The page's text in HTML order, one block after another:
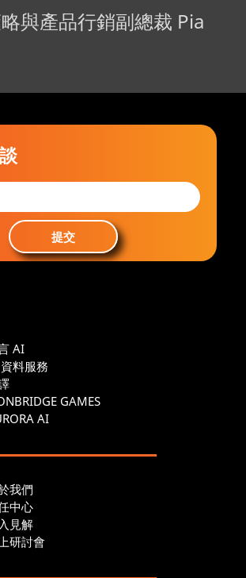
與產品行銷副總裁 Pia
提交
AI
料服務
GAMES
AI
我們
中心
見解
研討會